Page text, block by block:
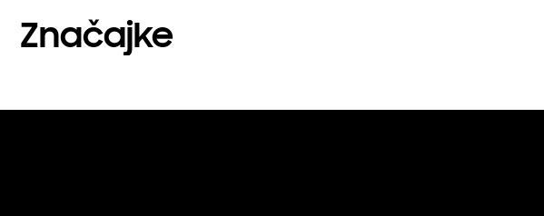
Značajke